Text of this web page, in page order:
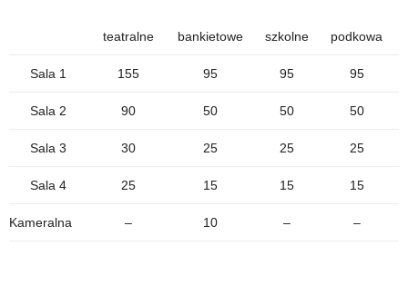
teatralne bankietowe szkolne podkowa
Sala 1 155 95 95 95
Sala 2 90 50 50 50
Sala 3 30 25 25 25
Sala 4 25 15 15 15
Kameralna – 10 – –